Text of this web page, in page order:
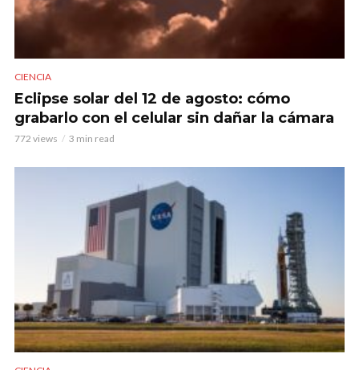
CIENCIA
Eclipse solar del 12 de agosto: cómo
grabarlo con el celular sin dañar la cámara
772 views 3 min read